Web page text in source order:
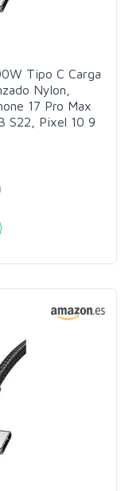
Tipo C Carga
Nylon,
17 Pro Max
S22, Pixel 10 9